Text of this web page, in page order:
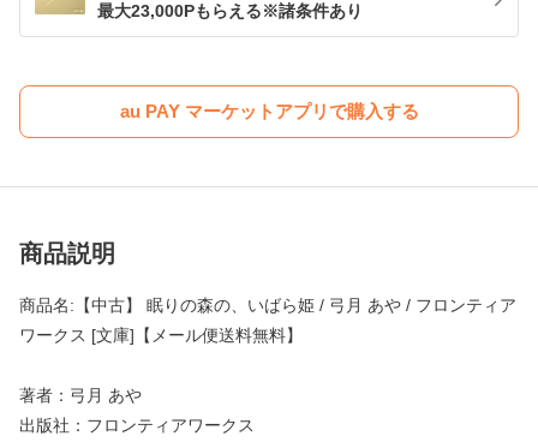
最大23,000Pもらえる※諸条件あり
au PAY マーケットアプリで購入する
商品説明
商品名:【中古】 眠りの森の、いばら姫 / 弓月 あや / フロンティア
ワークス [文庫]【メール便送料無料】
著者：弓月 あや
出版社：フロンティアワークス